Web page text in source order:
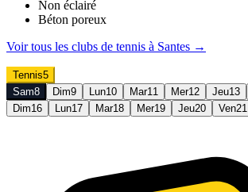
Non éclairé
Béton poreux
Voir tous les clubs de tennis à Santes →
Tennis5
Sam8 Dim9 Lun10 Mar11 Mer12 Jeu13
Dim16 Lun17 Mar18 Mer19 Jeu20 Ven21